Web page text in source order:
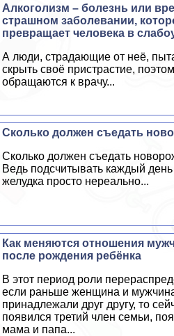
Алкоголизм – болезнь или
страшном заболевании,
превращает человека в
А люди, страдающие от неё,
скрыть своё пристрастие,
обращаются к врачу...
Сколько должен съедать
Сколько должен съедать
Ведь подсчитывать каждый
желудка просто нереально...
Как меняются отношения
после рождения ребёнка
В этот период роли
если раньше женщина и
принадлежали друг другу, то
появился третий члeн семьи,
мама и папа...